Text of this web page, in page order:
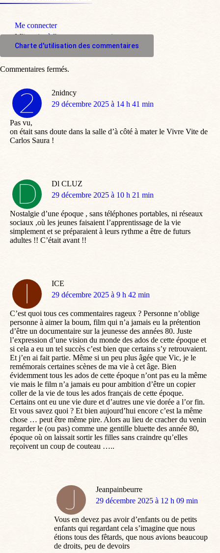
Me connecter
M'inscrire à l'espace commentaire
Charte d'utilisation des commentaires
2nidncy
dit
29 décembre 2025 à 14 h 41 min
Pas vu,
on était sans doute dans la salle d’à côté à mater le Vivre Vite de
Carlos Saura !
Dl CLUZ
dit
29 décembre 2025 à 10 h 21 min
Nostalgie d’une époque , sans téléphones portables, ni réseaux
sociaux ,où les jeunes faisaient l’apprentissage de la vie
simplement et se préparaient à leurs rythme a être de futurs
adultes !! C’était avant !!
ICE
dit
29 décembre 2025 à 9 h 42 min
C’est quoi tous ces commentaires rageux ? Personne n’oblige
personne à aimer la boum, film qui n’a jamais eu la prétention
d’être un documentaire sur la jeunesse des années 80. Juste
l’expression d’une vision du monde des ados de cette époque et
si cela a eu un tel succès c’est bien que certains s’y retrouvaient.
Et j’en ai fait partie. Même si un peu plus âgée que Vic, je le
remémorais certaines scènes de ma vie à cet âge. Bien
évidemment tous les ados de cette époque n’ont pas eu la même
vie mais le film n’a jamais eu pour ambition d’être un copier
coller de la vie de tous les ados français de cette époque.
Certains ont eu une vie dure et d’autres une vie dorée a l’or fin.
Et vous savez quoi ? Et bien aujourd’hui encore c’est la même
chose … peut être même pire. Alors au lieu de cracher du venin
regarder le (ou pas) comme une gentille bluette des année 80,
époque où on laissait sortir les filles sans craindre qu’elles
reçoivent un coup de couteau …..
Jeanpainbeurre
dit
29 décembre 2025 à 12 h 09 min
Vous en devez pas avoir d’enfants ou de petits
enfants qui regardant cela s’imagine que nous
étions tous des fêtards, que nous avions beaucoup
de droits, peu de devoirs
Commentaires fermés.